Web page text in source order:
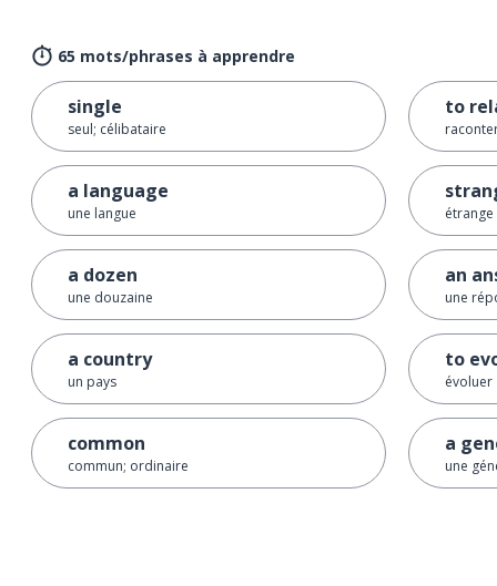
65 mots/phrases à apprendre
single
seul; célibataire
a language
une langue
a dozen
une douzaine
a country
un pays
common
commun; ordinaire
to
étrange
an
une
to
évoluer
a
une